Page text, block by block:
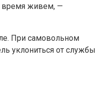
время живем, —
При самовольном
уклониться от службы